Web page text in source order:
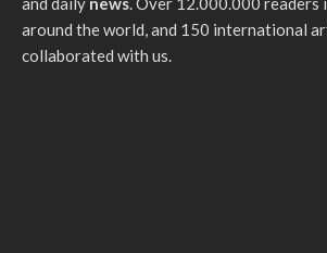
around the world, and 150 international
collaborated with us.